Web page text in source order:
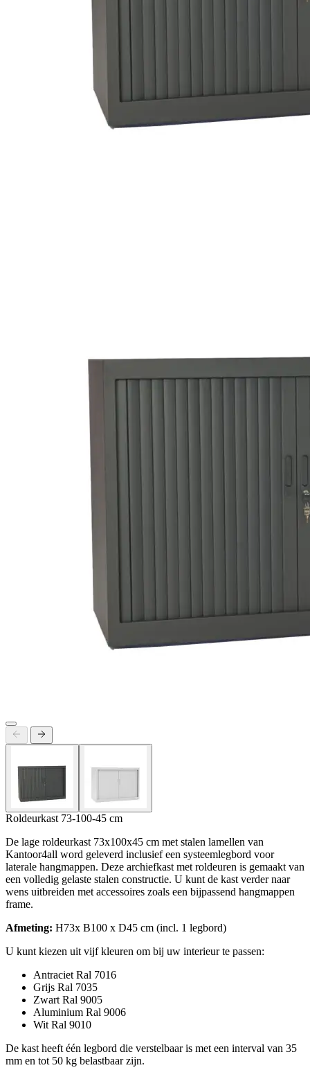
Roldeurkast 73-100-45 cm
De lage roldeurkast 73x100x45 cm met stalen lamellen van
Kantoor4all word geleverd inclusief een systeemlegbord voor
laterale hangmappen. Deze archiefkast met roldeuren is gemaakt van
een volledig gelaste stalen constructie. U kunt de kast verder naar
wens uitbreiden met accessoires zoals een bijpassend hangmappen
frame.
Afmeting: H73x B100 x D45 cm (incl. 1 legbord)
U kunt kiezen uit vijf kleuren om bij uw interieur te passen:
Antraciet Ral 7016
Grijs Ral 7035
Zwart Ral 9005
Aluminium Ral 9006
Wit Ral 9010
De kast heeft één legbord die verstelbaar is met een interval van 35
mm en tot 50 kg belastbaar zijn.